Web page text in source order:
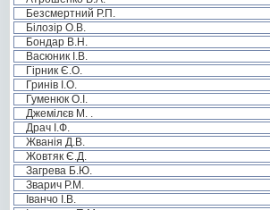
Безсмертний Р.П.
Білозір О.В.
Бондар В.Н.
Васюник І.В.
Гірник Є.О.
Гринів І.О.
Гуменюк О.І.
Джемілєв М. .
Драч І.Ф.
Жванія Д.В.
Жовтяк Є.Д.
Загрева Б.Ю.
Зварич Р.М.
Іванчо І.В.